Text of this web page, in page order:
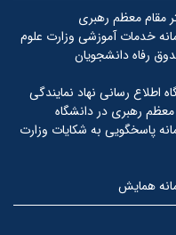
مقام معظم رهبری
خدمات آموزشی وزارت علوم
رفاه دانشجویان
اطلاع رسانی نهاد نمایندگی
معظم رهبری در دانشگاه
پاسخگویی به شکایات وزارت
همایش